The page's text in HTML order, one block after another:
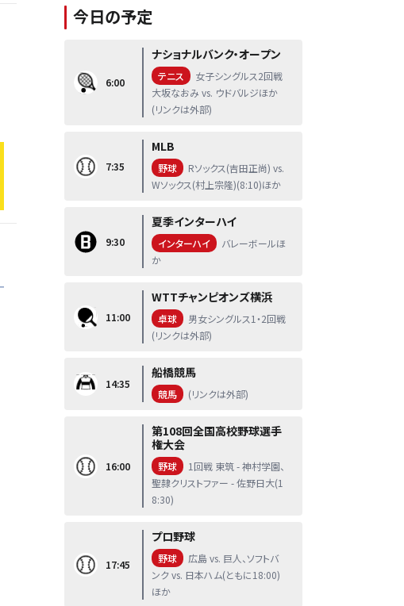
今日の予定
6:00
ナショナルバンク・オープン
テニス
女子シングルス2回戦
大坂なおみ vs. ウドバルジほか
(リンクは外部)
7:35
MLB
野球
Rソックス(吉田正尚) vs.
Wソックス(村上宗隆)(8:10)ほか
9:30
夏季インターハイ
インターハイ
バレーボールほ
か
11:00
WTTチャンピオンズ横浜
卓球
男女シングルス1・2回戦
(リンクは外部)
14:35
船橋競馬
競馬 (リンクは外部)
16:00
第108回全国高校野球選手
権大会
野球
1回戦 東筑 - 神村学園、
聖隷クリストファー - 佐野日大(1
8:30)
17:45
プロ野球
野球
広島 vs. 巨人、ソフトバ
ンク vs. 日本ハム(ともに18:00)
ほか